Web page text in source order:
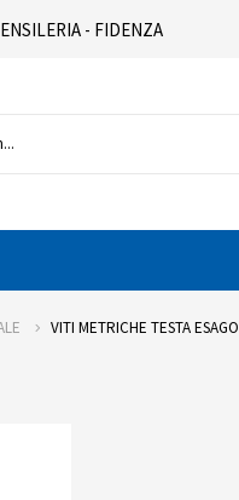
- FIDENZA
VITI METRICHE TESTA